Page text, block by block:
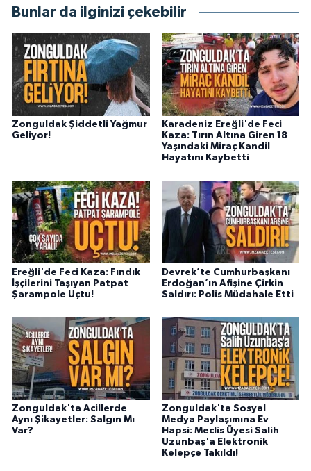
Bunlar da ilginizi çekebilir
Zonguldak Şiddetli Yağmur
Geliyor!
Karadeniz Ereğli'de Feci
Kaza: Tırın Altına Giren 18
Yaşındaki Miraç Kandil
Hayatını Kaybetti
Ereğli'de Feci Kaza: Fındık
İşçilerini Taşıyan Patpat
Şarampole Uçtu!
Devrek’te Cumhurbaşkanı
Erdoğan’ın Afişine Çirkin
Saldırı: Polis Müdahale Etti
Zonguldak'ta Acillerde
Aynı Şikayetler: Salgın Mı
Var?
Zonguldak'ta Sosyal
Medya Paylaşımına Ev
Hapsi: Meclis Üyesi Salih
Uzunbaş'a Elektronik
Kelepçe Takıldı!